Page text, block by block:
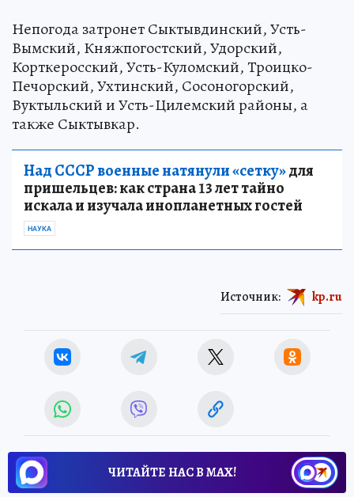
Непогода затронет Сыктывдинский, Усть-
Вымский, Княжпогостский, Удорский,
Корткеросский, Усть-Куломский, Троицко-
Печорский, Ухтинский, Сосоногорский,
Вуктыльский и Усть-Цилемский районы, а
также Сыктывкар.
Над СССР военные натянули «сетку»для
пришельцев: как страна 13 лет тайно
искала и изучала инопланетных гостей
НАУКА
Источник: kp.ru
ЧИТАЙТЕ НАС В МАХ!